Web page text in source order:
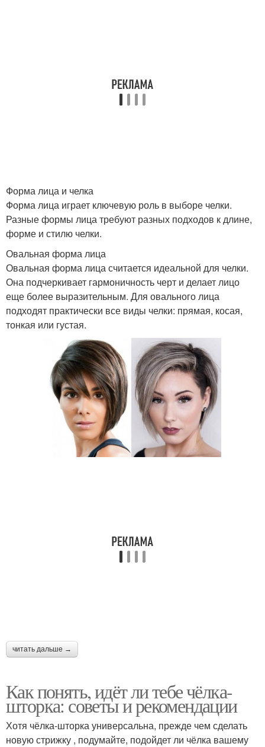
лица
Шапки к лицу Сердцевидное лицо
Шапка к круглому лицу Убор для круглого лица
Уборы для овального
лица
Уборы для круглого
лица
Мужские лица
Форма лица и челка
Форма лица играет ключевую роль в выборе челки.
Разные формы лица требуют разных подходов к длине,
форме и стилю челки.
Овальная форма лица
Овальная форма лица считается идеальной для челки.
Она подчеркивает гармоничность черт и делает лицо
еще более выразительным. Для овального лица
подходят практически все виды челки: прямая, косая,
тонкая или густая.
читать дальше →
Как понять, идёт ли тебе чёлка-
шторка: советы и рекомендации
Хотя чёлка-шторка универсальна, прежде чем сделать
новую стрижку , подумайте, подойдет ли чёлка вашему